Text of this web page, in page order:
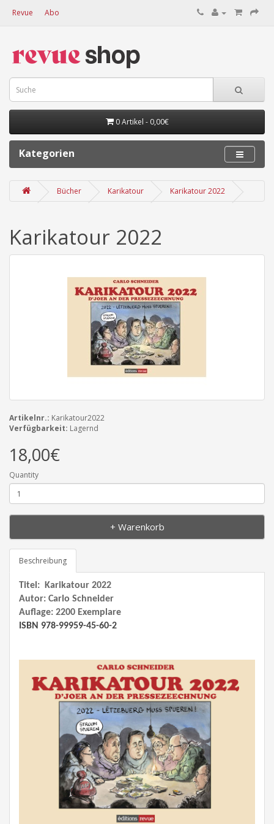
Revue Abo
0 Artikel - 0,00€
Kategorien
Bücher Karikatour Karikatour 2022
Karikatour 2022
Artikelnr.: Karikatour2022
Verfügbarkeit: Lagernd
18,00€
Quantity
+ Warenkorb
Beschreibung
Titel: Karikatour 2022
Autor: Carlo Schneider
Auflage: 2200 Exemplare
ISBN 978-99959-45-60-2